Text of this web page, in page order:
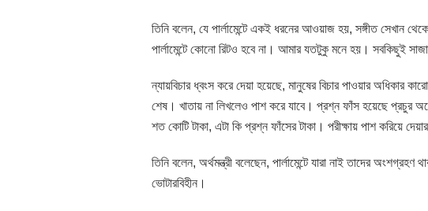
তিনি বলেন, যে পার্লামেন্টে একই ধরনের আওয়াজ হয়, সঙ্গীত সেখান
পার্লামেন্টে কোনো রিটও হবে না। আমার যতটুকু মনে হয়। সবকিছুই
ন্যায়বিচার ধ্বংস করে দেয়া হয়েছে, মানুষের বিচার পাওয়ার অধিকার
শেষ। খাতায় না লিখলেও পাশ করে যাবে। প্রশ্ন ফাঁস হয়েছে প্রচুর
শত কোটি টাকা, এটা কি প্রশ্ন ফাঁসের টাকা। পরীক্ষায় পাশ করিয়ে দেয়ার
তিনি বলেন, অর্থমন্ত্রী বলেছেন, পার্লামেন্টে যারা নাই তাদের অংশগ্রহণ
ভোটারবিহীন।